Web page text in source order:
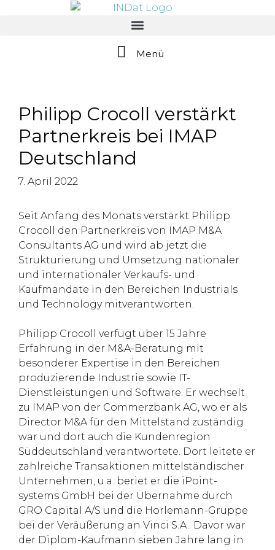
Menü
Philipp Crocoll verstärkt
Partnerkreis bei IMAP
Deutschland
7. April 2022
Seit Anfang des Monats verstärkt Philipp
Crocoll den Partnerkreis von IMAP M&A
Consultants AG und wird ab jetzt die
Strukturierung und Umsetzung nationaler
und internationaler Verkaufs- und
Kaufmandate in den Bereichen Industrials
und Technology mitverantworten.
Philipp Crocoll verfügt über 15 Jahre
Erfahrung in der M&A-Beratung mit
besonderer Expertise in den Bereichen
produzierende Industrie sowie IT-
Dienstleistungen und Software. Er wechselt
zu IMAP von der Commerzbank AG, wo er als
Director M&A für den Mittelstand zuständig
war und dort auch die Kundenregion
Süddeutschland verantwortete. Dort leitete er
zahlreiche Transaktionen mittelständischer
Unternehmen, u.a. beriet er die iPoint-
systems GmbH bei der Übernahme durch
GRO Capital A/S und die Horlemann-Gruppe
bei der Veräußerung an Vinci S.A.. Davor war
der Diplom-Kaufmann sieben Jahre lang in